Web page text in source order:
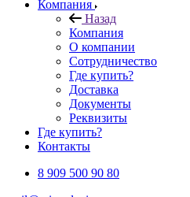
Компания
Назад
Компания
О компании
Сотрудничество
Где купить?
Доставка
Документы
Реквизиты
Где купить?
Контакты
8 909 500 90 80